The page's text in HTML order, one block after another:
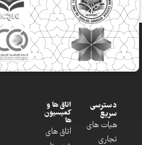
دسترسی
سریع
هیات های
تجاری
اتاق ها و
کمیسیون
ها
اتاق های